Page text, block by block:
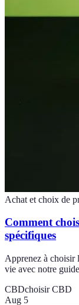
Achat et choix de
Comment
spécifiques
Apprenez à choisir
vie avec notre
CBDchoisir CBD
Aug 5